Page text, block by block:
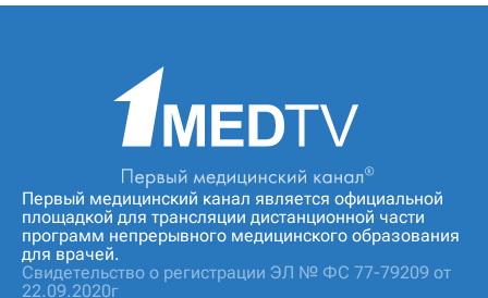
Первый медицинский канал является официальной
площадкой для трансляции дистанционной части
программ непрерывного медицинского образования
для врачей.
Свидетельство о регистрации ЭЛ № ФС 77-79209 от
22.09.2020г